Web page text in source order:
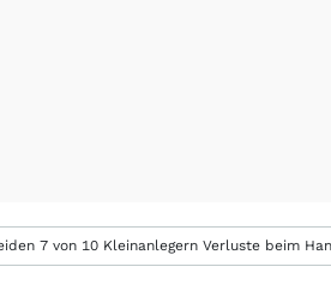
7 von 10 Kleinanlegern Verluste beim